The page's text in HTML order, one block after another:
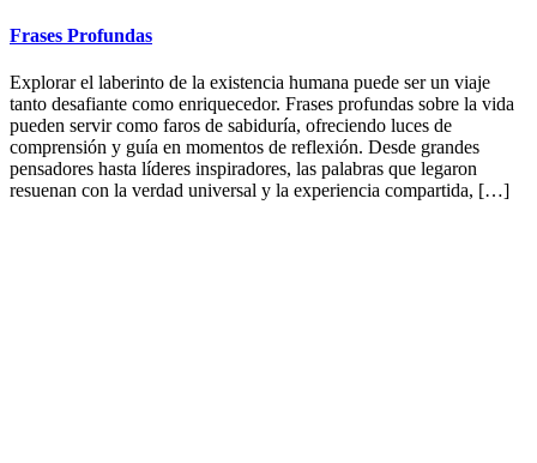
Frases Profundas
Explorar el laberinto de la existencia humana puede ser un viaje
tanto desafiante como enriquecedor. Frases profundas sobre la vida
pueden servir como faros de sabiduría, ofreciendo luces de
comprensión y guía en momentos de reflexión. Desde grandes
pensadores hasta líderes inspiradores, las palabras que legaron
resuenan con la verdad universal y la experiencia compartida, […]